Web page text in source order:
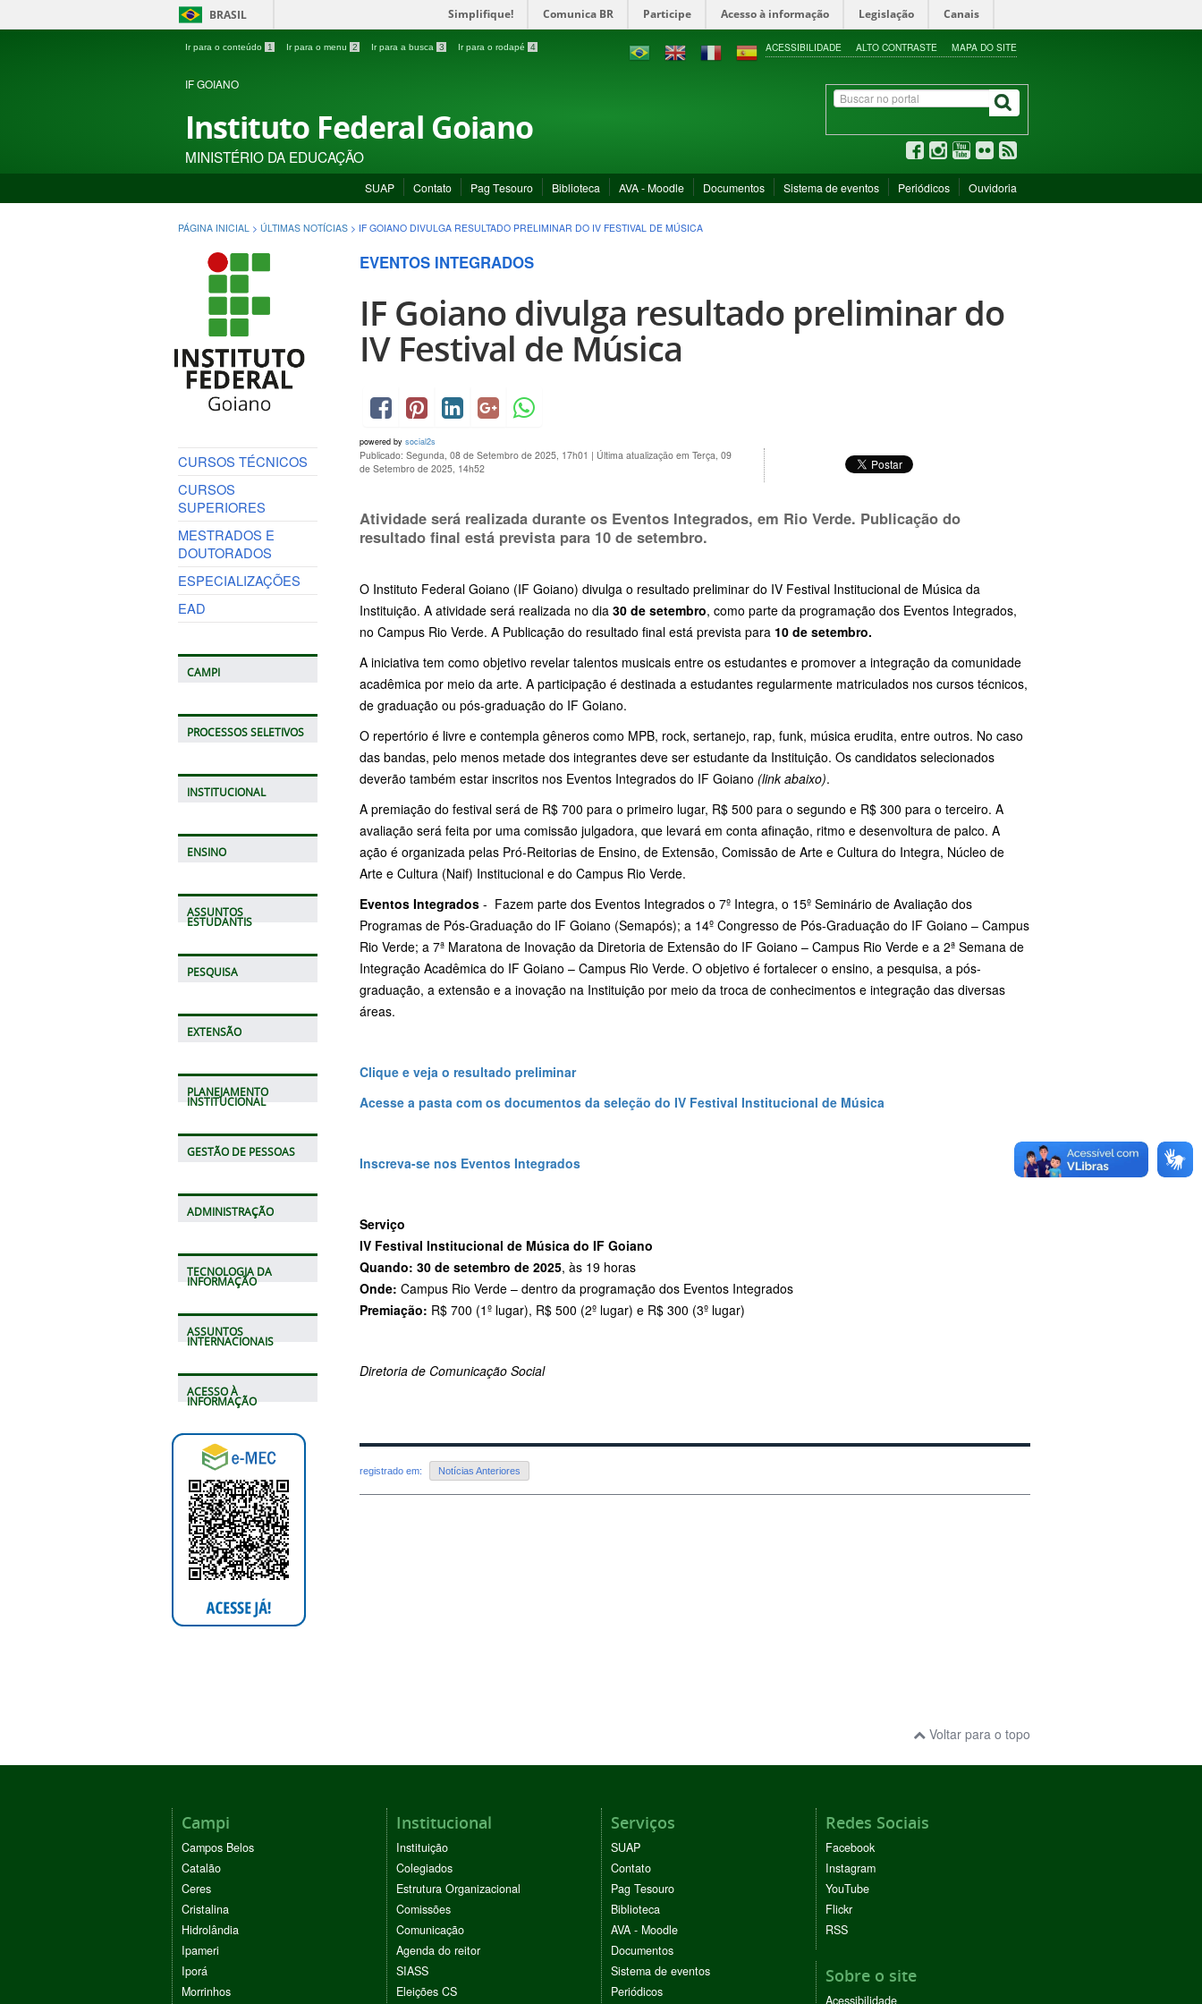
BRASIL Simplifique! Comunica BR Participe Acesso à informação Legislação Canais
Ir para o conteúdo 1 Ir para o menu 2 Ir para a busca 3 Ir para o rodapé 4 ACESSIBILIDADE ALTO CONTRASTE MAPA DO SITE
IF GOIANO
Instituto Federal Goiano
MINISTÉRIO DA EDUCAÇÃO
SUAP Contato Pag Tesouro Biblioteca AVA - Moodle Documentos Sistema de eventos Periódicos Ouvidoria
PÁGINA INICIAL > ÚLTIMAS NOTÍCIAS > IF GOIANO DIVULGA RESULTADO PRELIMINAR DO IV FESTIVAL DE MÚSICA
CURSOS TÉCNICOS
CURSOS
SUPERIORES
MESTRADOS E
DOUTORADOS
ESPECIALIZAÇÕES
EAD
CAMPI
PROCESSOS SELETIVOS
INSTITUCIONAL
ENSINO
ASSUNTOS
ESTUDANTIS
PESQUISA
EXTENSÃO
PLANEJAMENTO
INSTITUCIONAL
GESTÃO DE PESSOAS
ADMINISTRAÇÃO
TECNOLOGIA DA
INFORMAÇÃO
ASSUNTOS
INTERNACIONAIS
ACESSO À
INFORMAÇÃO
EVENTOS INTEGRADOS
IF Goiano divulga resultado preliminar do
IV Festival de Música
powered by social2s
Publicado: Segunda, 08 de Setembro de 2025, 17h01 | Última atualização em Terça, 09
de Setembro de 2025, 14h52
Atividade será realizada durante os Eventos Integrados, em Rio Verde. Publicação do
resultado final está prevista para 10 de setembro.
O Instituto Federal Goiano (IF Goiano) divulga o resultado preliminar do IV Festival Institucional de Música da
Instituição. A atividade será realizada no dia 30 de setembro, como parte da programação dos Eventos Integrados,
no Campus Rio Verde. A Publicação do resultado final está prevista para 10 de setembro.
A iniciativa tem como objetivo revelar talentos musicais entre os estudantes e promover a integração da comunidade
acadêmica por meio da arte. A participação é destinada a estudantes regularmente matriculados nos cursos técnicos,
de graduação ou pós-graduação do IF Goiano.
O repertório é livre e contempla gêneros como MPB, rock, sertanejo, rap, funk, música erudita, entre outros. No caso
das bandas, pelo menos metade dos integrantes deve ser estudante da Instituição. Os candidatos selecionados
deverão também estar inscritos nos Eventos Integrados do IF Goiano (link abaixo).
A premiação do festival será de R$ 700 para o primeiro lugar, R$ 500 para o segundo e R$ 300 para o terceiro. A
avaliação será feita por uma comissão julgadora, que levará em conta afinação, ritmo e desenvoltura de palco. A
ação é organizada pelas Pró-Reitorias de Ensino, de Extensão, Comissão de Arte e Cultura do Integra, Núcleo de
Arte e Cultura (Naif) Institucional e do Campus Rio Verde.
Eventos Integrados - Fazem parte dos Eventos Integrados o 7º Integra, o 15º Seminário de Avaliação dos
Programas de Pós-Graduação do IF Goiano (Semapós); a 14º Congresso de Pós-Graduação do IF Goiano – Campus
Rio Verde; a 7ª Maratona de Inovação da Diretoria de Extensão do IF Goiano – Campus Rio Verde e a 2ª Semana de
Integração Acadêmica do IF Goiano – Campus Rio Verde. O objetivo é fortalecer o ensino, a pesquisa, a pós-
graduação, a extensão e a inovação na Instituição por meio da troca de conhecimentos e integração das diversas
áreas.
Clique e veja o resultado preliminar
Acesse a pasta com os documentos da seleção do IV Festival Institucional de Música
Inscreva-se nos Eventos Integrados
Serviço
IV Festival Institucional de Música do IF Goiano
Quando: 30 de setembro de 2025, às 19 horas
Onde: Campus Rio Verde – dentro da programação dos Eventos Integrados
Premiação: R$ 700 (1º lugar), R$ 500 (2º lugar) e R$ 300 (3º lugar)
Diretoria de Comunicação Social
registrado em: Notícias Anteriores
Voltar para o topo
Campi
Campos Belos
Catalão
Ceres
Cristalina
Hidrolândia
Ipameri
Iporá
Morrinhos
Institucional
Instituição
Colegiados
Estrutura Organizacional
Comissões
Comunicação
Agenda do reitor
SIASS
Eleições CS
Serviços
SUAP
Contato
Pag Tesouro
Biblioteca
AVA - Moodle
Documentos
Sistema de eventos
Periódicos
Redes Sociais
Facebook
Instagram
YouTube
Flickr
RSS
Sobre o site